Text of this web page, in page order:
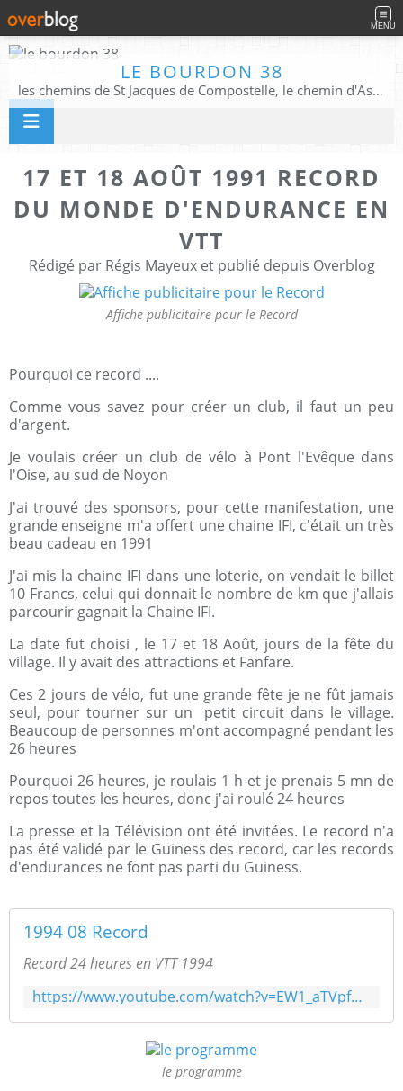
MENU
LE BOURDON 38
les chemins de St Jacques de Compostelle, le chemin d'Assise, La Voie Francigena, et autres chemins ........
17 ET 18 AOÛT 1991 RECORD
DU MONDE D'ENDURANCE EN
VTT
Rédigé par Régis Mayeux et publié depuis Overblog
Affiche publicitaire pour le Record
Pourquoi ce record ....
Comme vous savez pour créer un club, il faut un peu
d'argent.
Je voulais créer un club de vélo à Pont l'Evêque dans
l'Oise, au sud de Noyon
J'ai trouvé des sponsors, pour cette manifestation, une
grande enseigne m'a offert une chaine IFI, c'était un très
beau cadeau en 1991
J'ai mis la chaine IFI dans une loterie, on vendait le billet
10 Francs, celui qui donnait le nombre de km que j'allais
parcourir gagnait la Chaine IFI.
La date fut choisi , le 17 et 18 Août, jours de la fête du
village. Il y avait des attractions et Fanfare.
Ces 2 jours de vélo, fut une grande fête je ne fût jamais
seul, pour tourner sur un petit circuit dans le village.
Beaucoup de personnes m'ont accompagné pendant les
26 heures
Pourquoi 26 heures, je roulais 1 h et je prenais 5 mn de
repos toutes les heures, donc j'ai roulé 24 heures
La presse et la Télévision ont été invitées. Le record n'a
pas été validé par le Guiness des record, car les records
d'endurances ne font pas parti du Guiness.
1994 08 Record
Record 24 heures en VTT 1994
https://www.youtube.com/watch?v=EW1_aTVpfwM
le programme